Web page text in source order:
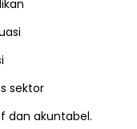
sektor
dan akuntabel.